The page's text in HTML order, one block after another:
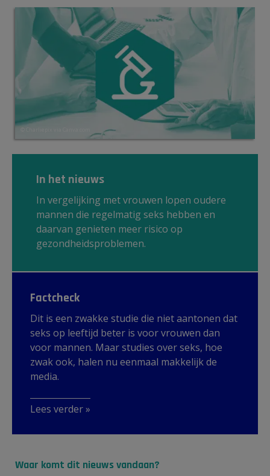
In het nieuws
In vergelijking met vrouwen lopen oudere
mannen die regelmatig seks hebben en
daarvan genieten meer risico op
gezondheidsproblemen.
Factcheck
Dit is een zwakke studie die niet aantonen dat
seks op leeftijd beter is voor vrouwen dan
voor mannen. Maar studies over seks, hoe
zwak ook, halen nu eenmaal makkelijk de
media.
Lees verder »
Waar komt dit nieuws vandaan?